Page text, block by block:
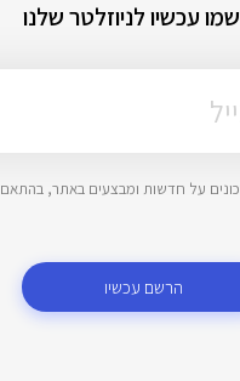
עכשיו לניוזלטר שלנו
על חדשות ומבצעים באתר, בהתאם
הרשם עכשיו